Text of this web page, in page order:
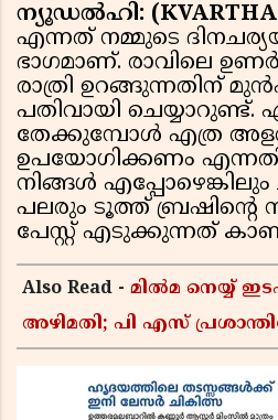
ന്യൂഡൽഹി:
എന്നത് നമ്മുടെ
ഭാഗമാണ്. രാവിലെ
രാത്രി ഉറങ്ങുന്നതിന്
പതിവായി ചെയ്യാറുണ്ട്.
തേക്കുമ്പോൾ എത്ര
ഉപയോഗിക്കണം
നിങ്ങൾ എപ്പോഴെങ്കിലും
പലരും ടൂത്ത് ബ്രഷിൻ്റെ
പേസ്റ്റ് എടുക്കുന്നത്
Also Read - മിൽമ നെയ്യ്
അഴിമതി; പി എസ്
അന്വേഷണത്തിന്